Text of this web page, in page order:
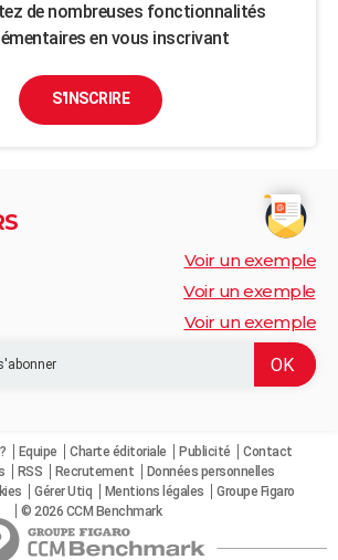
de nombreuses fonctionnalités
en vous inscrivant
S'INSCRIRE
Voir un exemple
Voir un exemple
Voir un exemple
Equipe Charte éditoriale Publicité
Contact
RSS Recrutement
Données personnelles
Gérer Utiq Mentions légales
Groupe Figaro
© 2026 CCM Benchmark